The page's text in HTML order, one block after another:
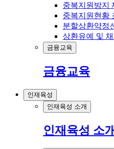
중복지원방지
중복지원현황
분할상환약정
상환유예 및
금융교육
금융교육
인재육성
인재육성 소개
인재육성 소개